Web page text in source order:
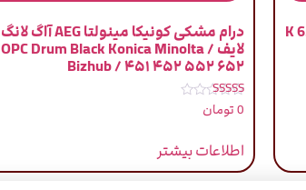
چیپست تونر کونیکا مینولتا 452 552 652 K درام مشکی کونیکا مینولتا AEG آاگ لانگ
لایف / OPC Drum Black Konica Minolta
Bizhub / ۴۵۱ ۴۵۲ ۵۵۲ ۶۵۲
نمره
5.00
0 تومان
اطلاعات بیشتر